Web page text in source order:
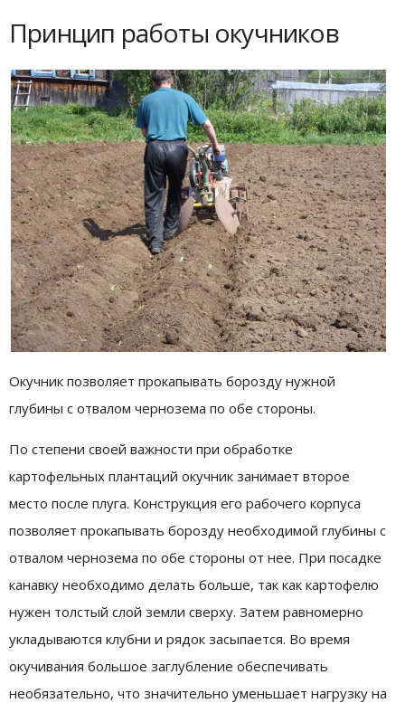
Принцип работы окучников
Окучник позволяет прокапывать борозду нужной
глубины с отвалом чернозема по обе стороны.
По степени своей важности при обработке
картофельных плантаций окучник занимает второе
место после плуга. Конструкция его рабочего корпуса
позволяет прокапывать борозду необходимой глубины с
отвалом чернозема по обе стороны от нее. При посадке
канавку необходимо делать больше, так как картофелю
нужен толстый слой земли сверху. Затем равномерно
укладываются клубни и рядок засыпается. Во время
окучивания большое заглубление обеспечивать
необязательно, что значительно уменьшает нагрузку на